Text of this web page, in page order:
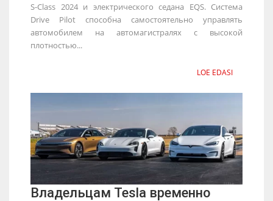
S-Class 2024 и электрического седана EQS. Система
Drive Pilot способна самостоятельно управлять
автомобилем на автомагистралях с высокой
плотностью...
LOE EDASI
Владельцам Tesla временно